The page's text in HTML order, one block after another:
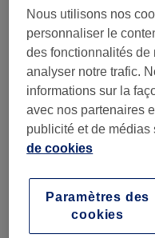
Mercredi
Jeudi
Vendredi
Samedi
Dimanche
Baitoêi Beauté est un
coeur du 11ème
En poussant les portes
espace intimiste et
Fleurs d'Orient
4,6
670
Nous utilisons nos
personnaliser le
des fonctionnalités de
analyser notre trafic.
informations sur la
avec nos partenaires
publicité et de médias
de cookies
Paramètres des
cookies